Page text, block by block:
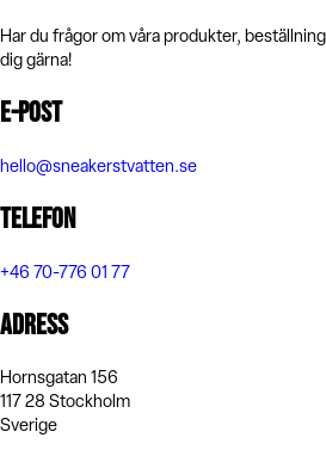
Har du frågor om våra produkter,
dig gärna!
E-post
hello@sneakerstvatten.se
Telefon
+46 70-776 01 77
Adress
Hornsgatan 156
117 28 Stockholm
Sverige